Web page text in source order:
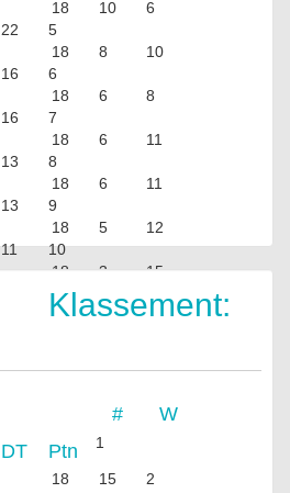
18 10
6
22
5
18 8
10
16
6
18 6
8
16
7
18 6
11
13
8
18 6
11
13
9
18 5
12
11
10
18 3
15
Klassement:
#
W
DT Ptn 1
18 15
2